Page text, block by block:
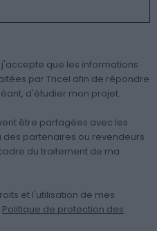
que les informations
par Tricel afin de répondre
d'étudier mon projet.
être partagées avec les
partenaires ou revendeurs
du traitement de ma
et l'utilisation de mes
Politique de protection des